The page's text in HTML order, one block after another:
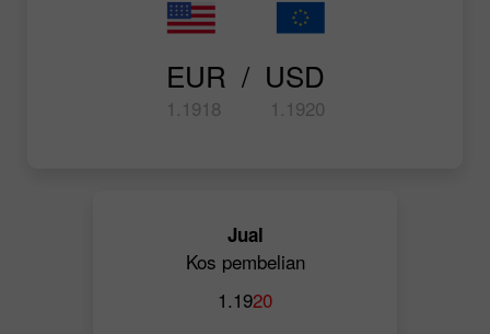
EUR  /  USD
1.1918 1.1920
Jual
Kos pembelian
1.1920